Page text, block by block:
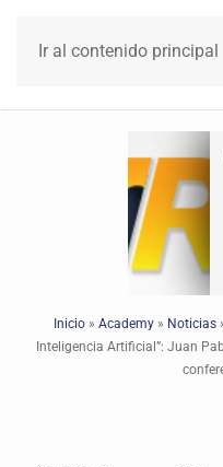
Ir al contenido principal
Inicio» Academy» Noticias
Inteligencia Artificial”: Juan